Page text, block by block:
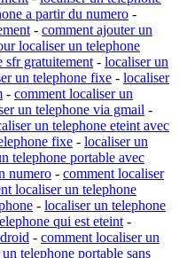
a partir du numero -
- comment ajouter un
localiser un telephone
sfr gratuitement - localiser un
un telephone fixe - localiser
- comment localiser un
un telephone via gmail -
un telephone eteint avec
fixe - localiser un
telephone portable avec
numero - comment localiser
localiser un telephone
- localiser un telephone
qui est eteint -
- comment localiser un
telephone portable sans